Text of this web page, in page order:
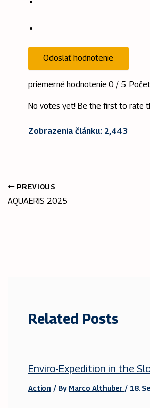
Odoslať hodnotenie
priemerné hodnotenie 0 / 5.
No votes yet! Be the first to rate
Zobrazenia článku: 2,443
PREVIOUS
AQUAERIS 2025
Related Posts
Enviro-Expedition in the
Action / By Marco Althuber / 18.